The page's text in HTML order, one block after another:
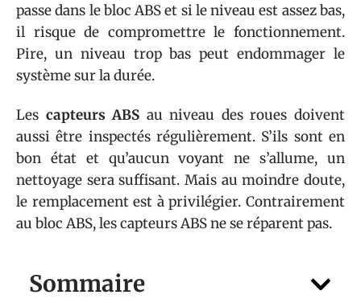
Sommaire
passe dans le bloc ABS et si le niveau est assez bas,
il risque de compromettre le fonctionnement.
Pire, un niveau trop bas peut endommager le
système sur la durée.
Les capteurs ABS au niveau des roues doivent
aussi être inspectés régulièrement. S’ils sont en
bon état et qu’aucun voyant ne s’allume, un
nettoyage sera suffisant. Mais au moindre doute,
le remplacement est à privilégier. Contrairement
au bloc ABS, les capteurs ABS ne se réparent pas.